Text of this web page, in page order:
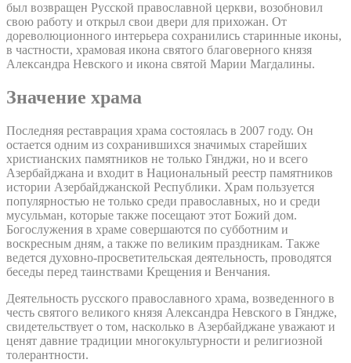
был возвращен Русской православной церкви, возобновил
свою работу и открыл свои двери для прихожан. От
дореволюционного интерьера сохранились старинные иконы,
в частности, храмовая икона святого благоверного князя
Александра Невского и икона святой Марии Магдалины.
Значение храма
Последняя реставрация храма состоялась в 2007 году. Он
остается одним из сохранившихся значимых старейших
христианских памятников не только Гянджи, но и всего
Азербайджана и входит в Национальный реестр памятников
истории Азербайджанской Республики. Храм пользуется
популярностью не только среди православных, но и среди
мусульман, которые также посещают этот Божий дом.
Богослужения в храме совершаются по субботним и
воскресным дням, а также по великим праздникам. Также
ведется духовно-просветительская деятельность, проводятся
беседы перед таинствами Крещения и Венчания.
Деятельность русского православного храма, возведенного в
честь святого великого князя Александра Невского в Гяндже,
свидетельствует о том, насколько в Азербайджане уважают и
ценят давние традиции многокультурности и религиозной
толерантности.